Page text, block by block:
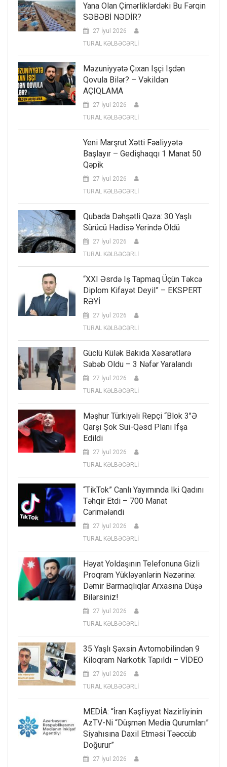
Yana Olan Çimərliklərdəki Bu Fərqin
SƏBƏBİ NƏDİR?
27 İyul 2026
TURAL KƏLBƏCƏRLİ
Məzuniyyətə Çıxan Işçi Işdən
Qovula Bilər? – Vəkildən
AÇIQLAMA
27 İyul 2026
TURAL KƏLBƏCƏRLİ
Yeni Marşrut Xətti Fəaliyyətə
Başlayır – Gedişhaqqı 1 Manat 50
Qəpik
27 İyul 2026
TURAL KƏLBƏCƏRLİ
Qubada Dəhşətli Qəza: 30 Yaşlı
Sürücü Hadisə Yerində Öldü
27 İyul 2026
TURAL KƏLBƏCƏRLİ
“XXI Əsrdə Iş Tapmaq Üçün Təkcə
Diplom Kifayət Deyil” – EKSPERT
RƏYİ
27 İyul 2026
TURAL KƏLBƏCƏRLİ
Güclü Külək Bakıda Xəsarətlərə
Səbəb Oldu – 3 Nəfər Yaralandı
27 İyul 2026
TURAL KƏLBƏCƏRLİ
Məşhur Türkiyəli Repçi “Blok 3″ə
Qarşı Şok Sui-Qəsd Planı Ifşa
Edildi
27 İyul 2026
TURAL KƏLBƏCƏRLİ
“TikTok” Canlı Yayımında Iki Qadını
Təhqir Etdi – 700 Manat
Cərimələndi
27 İyul 2026
TURAL KƏLBƏCƏRLİ
Həyat Yoldaşının Telefonuna Gizli
Proqram Yükləyənlərin Nəzərinə:
Dəmir Barmaqlıqlar Arxasına Düşə
Bilərsiniz!
27 İyul 2026
TURAL KƏLBƏCƏRLİ
35 Yaşlı Şəxsin Avtomobilindən 9
Kiloqram Narkotik Tapıldı – VİDEO
27 İyul 2026
TURAL KƏLBƏCƏRLİ
MEDİA: “İran Kəşfiyyat Nazirliyinin
AzTV-Ni “düşmən Media Qurumları”
Siyahısına Daxil Etməsi Təəccüb
Doğurur”
27 İyul 2026